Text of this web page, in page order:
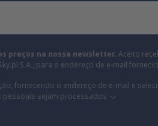
preços na nossa newsletter. Aceito
S.A., para o endereço de e-mail
fornecendo o endereço de e-mail e
pessoais sejam processados